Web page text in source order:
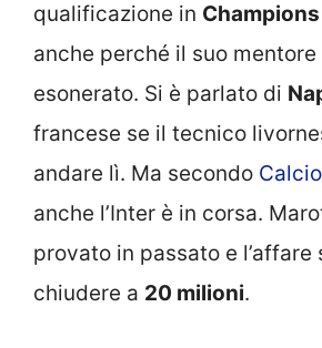
qualificazione in
anche perché il suo mentore
esonerato. Si è parlato di
francese se il tecnico
andare lì. Ma secondo
anche l’Inter è in corsa.
provato in passato e l’affare
chiudere a 20 milioni.